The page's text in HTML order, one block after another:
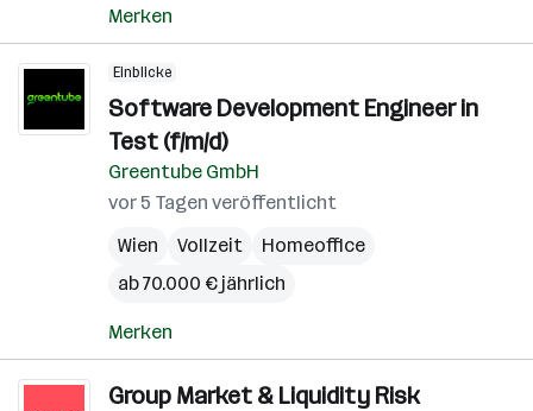
Merken
Einblicke
Software Development Engineer in
Test (f/m/d)
Greentube GmbH
vor 5 Tagen veröffentlicht
Wien
Vollzeit
Homeoffice
ab 70.000 € jährlich
Merken
Group Market & Liquidity Risk